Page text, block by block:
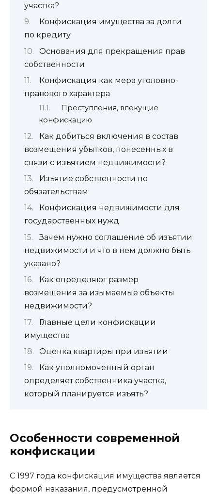
участка?
Конфискация имущества за долги
по кредиту
Основания для прекращения прав
собственности
Конфискация как мера уголовно-
правового характера
Преступления, влекущие
конфискацию
Как добиться включения в состав
возмещения убытков, понесенных в
связи с изъятием недвижимости?
Изъятие собственности по
обязательствам
Конфискация недвижимости для
государственных нужд
Зачем нужно соглашение об изъятии
недвижимости и что в нем должно быть
указано?
Как определяют размер
возмещения за изымаемые объекты
недвижимости?
Главные цели конфискации
имущества
Оценка квартиры при изъятии
Как уполномоченный орган
определяет собственника участка,
который планируется изъять?
Особенности современной
конфискации
С 1997 года конфискация имущества является
формой наказания, предусмотренной